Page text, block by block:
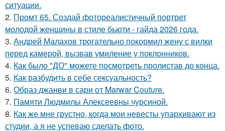
ситуации.
2. Промт 65. Создай фотореалистичный портрет
молодой женщины в стиле бьюти - гайда 2026 года.
3. Андрей Малахов трогательно покормил жену с вилки
перед камерой, вызвав умиление у поклонников.
4. Как было "ДО" можете посмотреть пролистав до конца.
5. Как разбудить в себе сексуальность?
6. Образ джанви в сари от Marwar Couture.
7. Памяти Людмилы Алексеевны чурсиной.
8. Как же мне грустно, когда мои невесты упархивают из
студии, а я не успеваю сделать фото.